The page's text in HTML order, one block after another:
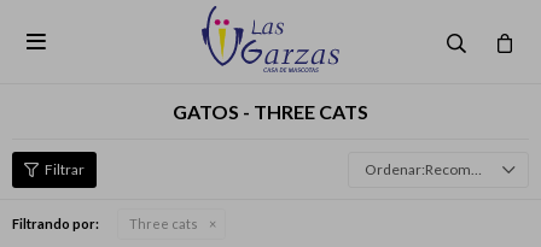

GATOS - THREE CATS
Recomendados
Filtrando por: Three cats